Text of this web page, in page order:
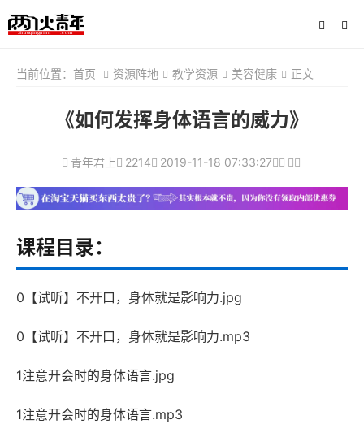
当前位置： 首页 资源阵地 教学资源 美容健康 正文
《如何发挥身体语言的威力》
青年君上 2214 2019-11-18 07:33:27
课程目录：
0【试听】不开口，身体就是影响力.jpg
0【试听】不开口，身体就是影响力.mp3
1注意开会时的身体语言.jpg
1注意开会时的身体语言.mp3